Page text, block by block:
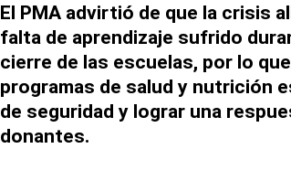
El PMA advirtió de que la crisis
falta de aprendizaje sufrido
cierre de las escuelas, por lo
programas de salud y nutrición
de seguridad y lograr una
donantes.